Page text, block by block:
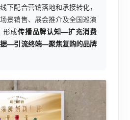
下配合营销落地和承接转化，
景销售、展会推介及全国巡演
形成传播品牌认知—扩充消费
—引流终端—聚焦复购的品牌